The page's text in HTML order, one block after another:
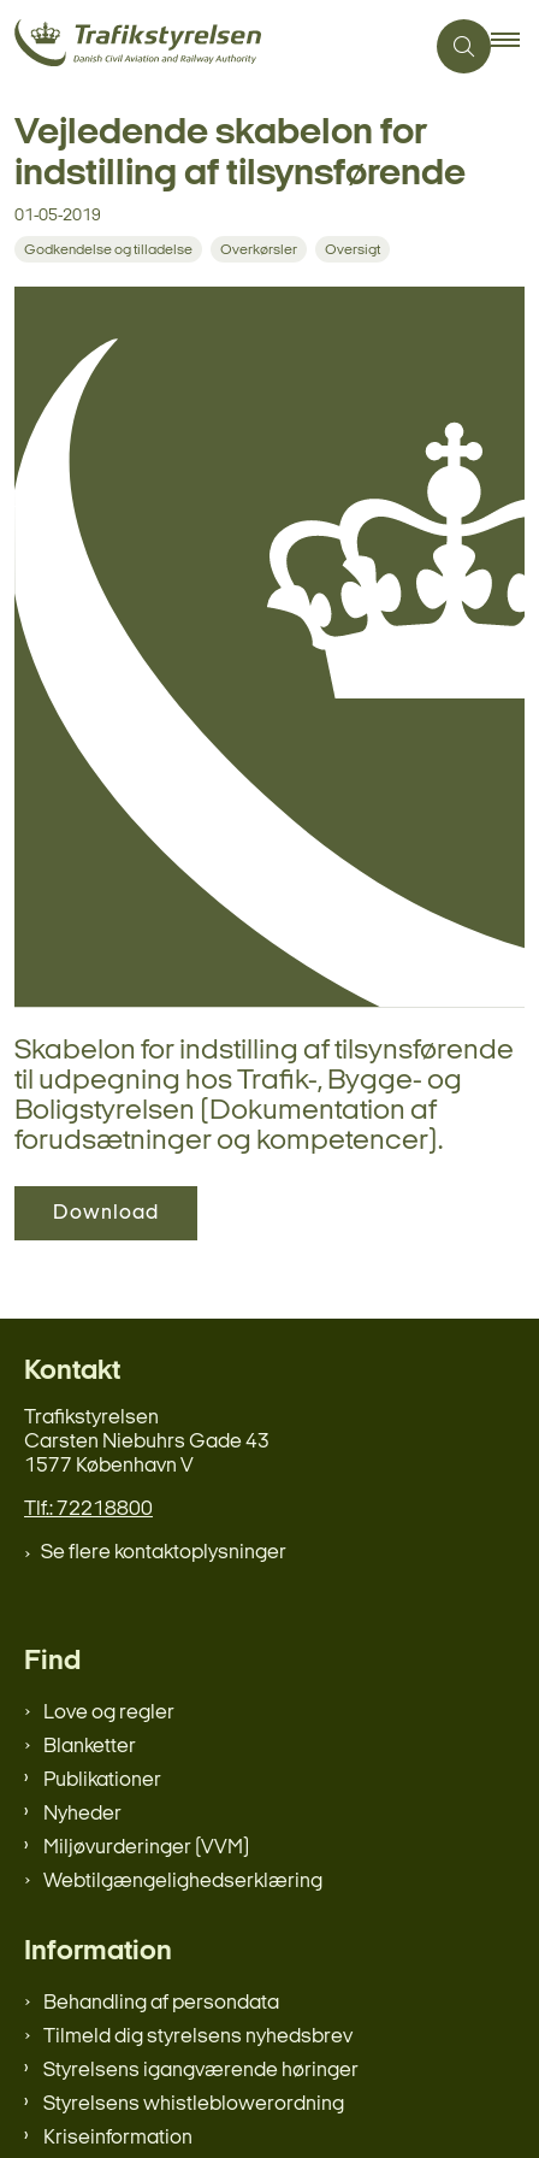
Vejledende skabelon for
indstilling af tilsynsførende
01-05-2019
Godkendelse og tilladelse Overkørsler Oversigt
Skabelon for indstilling af tilsynsførende
til udpegning hos Trafik-, Bygge- og
Boligstyrelsen (Dokumentation af
forudsætninger og kompetencer).
Download
Kontakt
Trafikstyrelsen
Carsten Niebuhrs Gade 43
1577 København V
Tlf.: 72218800
Se flere kontaktoplysninger
Find
Love og regler
Blanketter
Publikationer
Nyheder
Miljøvurderinger (VVM)
Webtilgængelighedserklæring
Information
Behandling af persondata
Tilmeld dig styrelsens nyhedsbrev
Styrelsens igangværende høringer
Styrelsens whistleblowerordning
Kriseinformation